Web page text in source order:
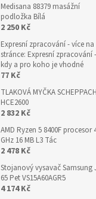
Medisana 88379 masážní
podložka Bílá
2 250 Kč
Expresní zpracování- více na
stránce: Expresní zpracování -
kdy a pro koho je vhodné
77 Kč
TLAKOVÁ MYČKA SCHEPPACH
HCE2600
2 832 Kč
AMD Ryzen 5 8400F procesor
GHz 16 MB L3 Tác
2 478 Kč
Stojanový vysavač Samsung
65 Pet VS15A60AGR5
4 174 Kč